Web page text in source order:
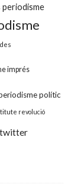
periodisme
imprés
polític
revolució
twitter